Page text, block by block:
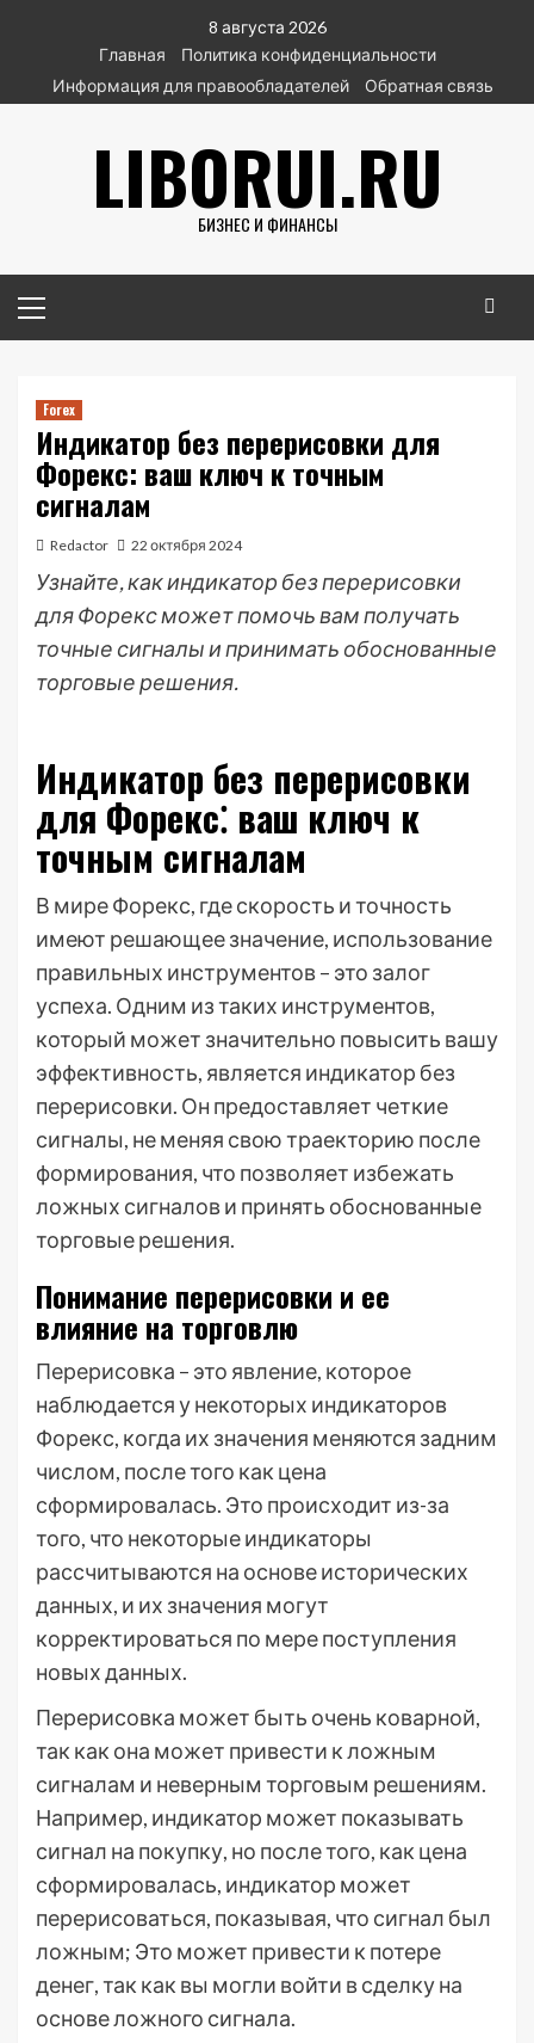
содержимому
8 августа 2026
Главная
Политика конфиденциальности
Информация для правообладателей
Обратная связь
LIBORUI.RU
БИЗНЕС И ФИНАНСЫ
меню
Forex
Индикатор без перерисовки для
Форекс: ваш ключ к точным
сигналам
Redactor 22 октября 2024
Узнайте, как индикатор без перерисовки
для Форекс может помочь вам получать
точные сигналы и принимать обоснованные
торговые решения.
Индикатор без перерисовки
для Форекс⁚ ваш ключ к
точным сигналам
В мире Форекс, где скорость и точность
имеют решающее значение, использование
правильных инструментов – это залог
успеха. Одним из таких инструментов,
который может значительно повысить вашу
эффективность, является индикатор без
перерисовки. Он предоставляет четкие
сигналы, не меняя свою траекторию после
формирования, что позволяет избежать
ложных сигналов и принять обоснованные
торговые решения.
Понимание перерисовки и ее
влияние на торговлю
Перерисовка – это явление, которое
наблюдается у некоторых индикаторов
Форекс, когда их значения меняются задним
числом, после того как цена
сформировалась. Это происходит из-за
того, что некоторые индикаторы
рассчитываются на основе исторических
данных, и их значения могут
корректироваться по мере поступления
новых данных.
Перерисовка может быть очень коварной,
так как она может привести к ложным
сигналам и неверным торговым решениям.
Например, индикатор может показывать
сигнал на покупку, но после того, как цена
сформировалась, индикатор может
перерисоваться, показывая, что сигнал был
ложным; Это может привести к потере
денег, так как вы могли войти в сделку на
основе ложного сигнала.